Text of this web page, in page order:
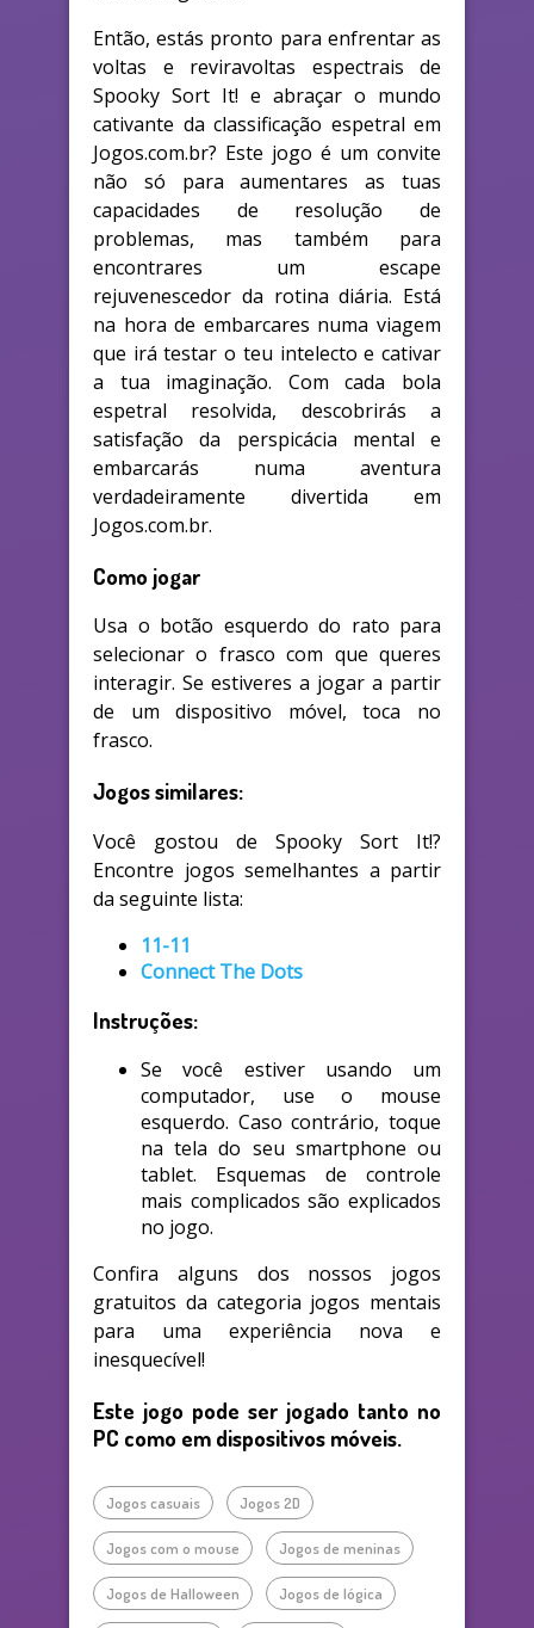
Então, estás pronto para enfrentar as
voltas e reviravoltas espectrais de
Spooky Sort It! e abraçar o mundo
cativante da classificação espetral em
Jogos.com.br? Este jogo é um convite
não só para aumentares as tuas
capacidades de resolução de
problemas, mas também para
encontrares um escape
rejuvenescedor da rotina diária. Está
na hora de embarcares numa viagem
que irá testar o teu intelecto e cativar
a tua imaginação. Com cada bola
espetral resolvida, descobrirás a
satisfação da perspicácia mental e
embarcarás numa aventura
verdadeiramente divertida em
Jogos.com.br.
Como jogar
Usa o botão esquerdo do rato para
selecionar o frasco com que queres
interagir. Se estiveres a jogar a partir
de um dispositivo móvel, toca no
frasco.
Jogos similares:
Você gostou de Spooky Sort It!?
Encontre jogos semelhantes a partir
da seguinte lista:
11-11
Connect The Dots
Instruções:
Se você estiver usando um
computador, use o mouse
esquerdo. Caso contrário, toque
na tela do seu smartphone ou
tablet. Esquemas de controle
mais complicados são explicados
no jogo.
Confira alguns dos nossos jogos
gratuitos da categoria jogos mentais
para uma experiência nova e
inesquecível!
Este jogo pode ser jogado tanto no
PC como em dispositivos móveis.
Jogos casuais Jogos 2D
Jogos com o mouse Jogos de meninas
Jogos de Halloween Jogos de lógica